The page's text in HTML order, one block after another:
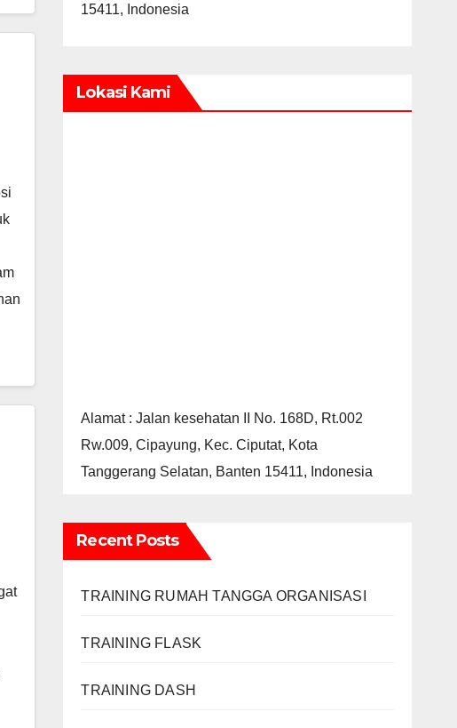
15411, Indonesia
Lokasi Kami
Alamat : Jalan kesehatan II No. 168D, Rt.002
Rw.009, Cipayung, Kec. Ciputat, Kota
Tanggerang Selatan, Banten 15411, Indonesia
Recent Posts
TRAINING RUMAH TANGGA ORGANISASI
TRAINING FLASK
TRAINING DASH